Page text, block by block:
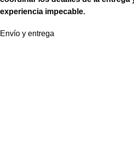
experiencia impecable.
Envío y entrega